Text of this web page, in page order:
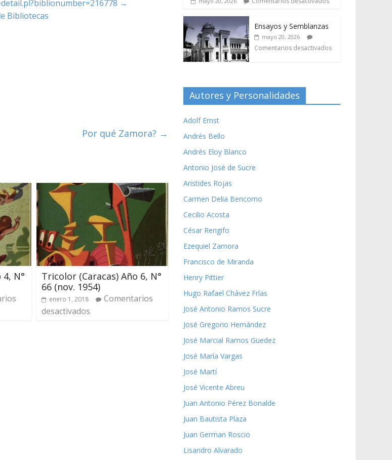
→
Bibliotecas
Por qué Zamora? →
N°
Tricolor (Caracas) Año 6, N°
66 (nov. 1954)
enero 1, 2018
Comentarios
desactivados
Ensayos y Semblanzas
mayo 20, 2026
Comentarios desactivados
Autores y Personalidades
Adolf Ernst
Andrés Bello
Andrés Eloy Blanco
Antonio José de Sucre
Aristides Rojas
Carmen Delia Bencomo
Cecilio Acosta
César Rengifo
Ezequiel Zamora
Francisco de Miranda
Henry Pittier
Hugo Rafael Chávez Frías
José Antonio Ramos Sucre
José Gregorio Hernández
José Marcial Ramos Guedez
José María Vargas
José Martí
José Vicente Abreu
Juan Antonio Pérez Bonalde
Juan Bautista Plaza
Juan German Roscio
Lisandro Alvarado